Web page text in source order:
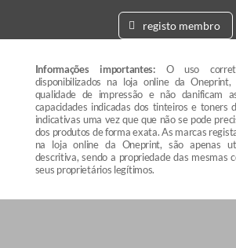
registo membro
Informações importantes: O uso
disponibilizados na loja online da
qualidade de impressão e não danificam
capacidades indicadas dos tinteiros e toners
indicativas uma vez que que não se pode
dos produtos de forma exata. As marcas
na loja online da Oneprint, são apenas
descritiva, sendo a propriedade das mesmas
seus proprietários legítimos.